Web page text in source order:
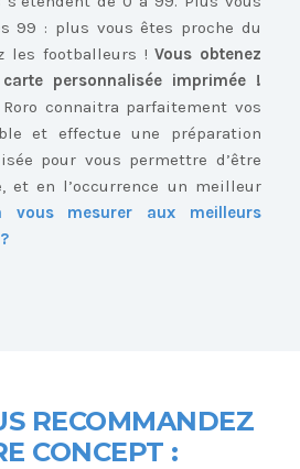
99 : plus vous êtes proche du
les footballeurs !Vous obtenez
personnalisée imprimée !
connaitra parfaitement vos
et effectue une préparation
pour vous permettre d’être
et en l’occurrence un meilleur
vous mesurer aux meilleurs
RECOMMANDEZ
CONCEPT :